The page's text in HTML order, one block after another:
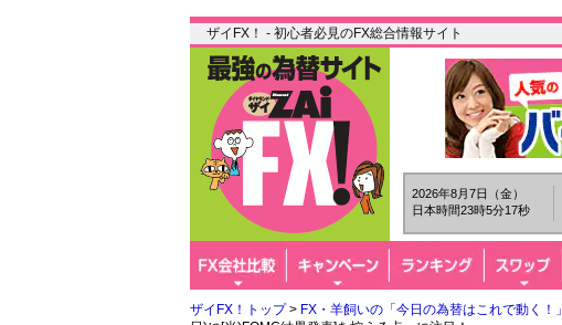
ザイFX！ - 初心者必見のFX総合情報サイト
2026年8月7日（金）
日本時間23時5分19秒
ザイFX！トップ> FX・羊飼いの「今日の為替はこれで動く！」